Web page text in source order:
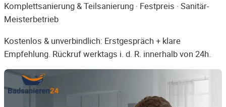
Komplettsanierung & Teilsanierung · Festpreis · Sanitär-
Meisterbetrieb
Kostenlos & unverbindlich: Erstgespräch + klare
Empfehlung. Rückruf werktags i. d. R. innerhalb von 24h.